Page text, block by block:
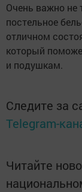
Очень важно не
постельное
отличном
который
и подушкам.
Следите за
Telegram-
Читайте